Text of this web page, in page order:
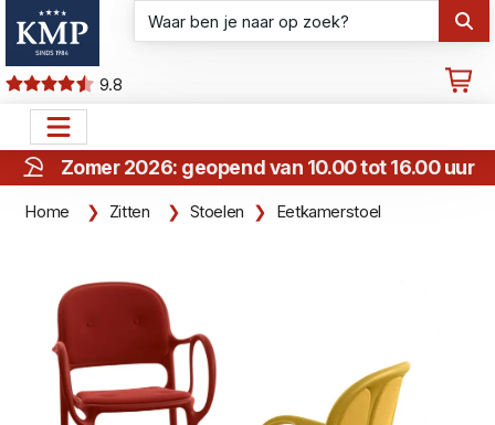
9.8
Zomer 2026: geopend van 10.00 tot 16.00 uur
Home Zitten Stoelen Eetkamerstoel